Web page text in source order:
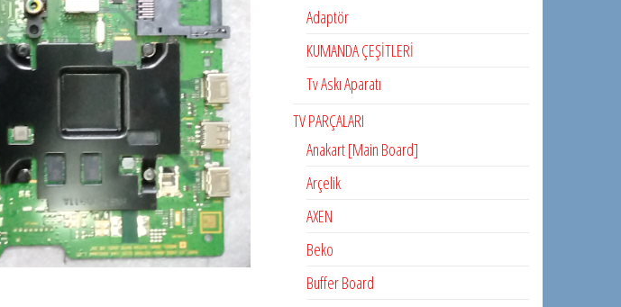
Adaptör
KUMANDA ÇEŞİTLERİ
Tv Askı Aparatı
TV PARÇALARI
Anakart [Main Board]
Arçelik
AXEN
Beko
Buffer Board